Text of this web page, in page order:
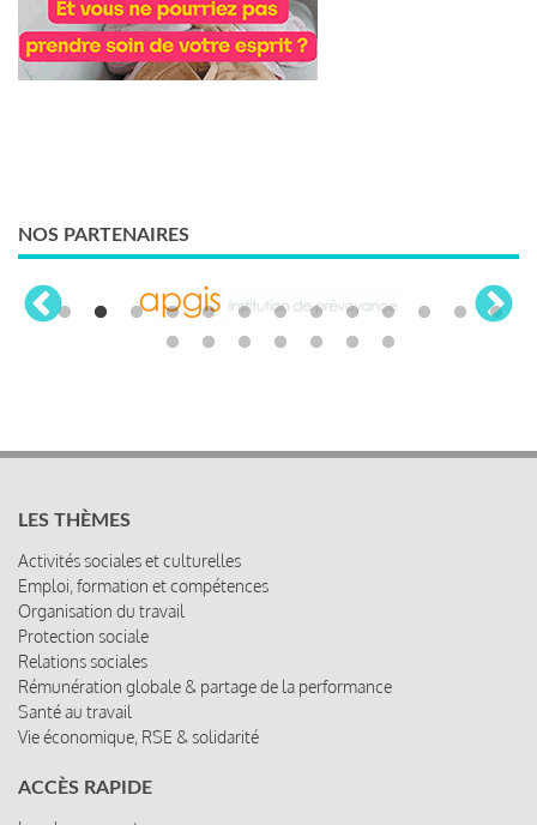
NOS PARTENAIRES
LES THÈMES
Activités sociales et culturelles
Emploi, formation et compétences
Organisation du travail
Protection sociale
Relations sociales
Rémunération globale & partage de la performance
Santé au travail
Vie économique, RSE & solidarité
ACCÈS RAPIDE